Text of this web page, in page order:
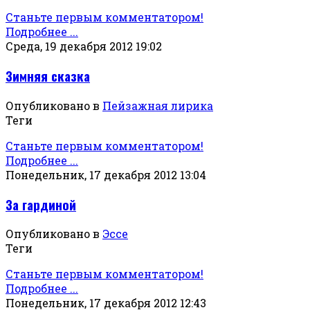
Станьте первым комментатором!
Подробнее ...
Среда, 19 декабря 2012 19:02
Зимняя сказка
Опубликовано в Пейзажная лирика
Теги
Станьте первым комментатором!
Подробнее ...
Понедельник, 17 декабря 2012 13:04
За гардиной
Опубликовано в Эссе
Теги
Станьте первым комментатором!
Подробнее ...
Понедельник, 17 декабря 2012 12:43